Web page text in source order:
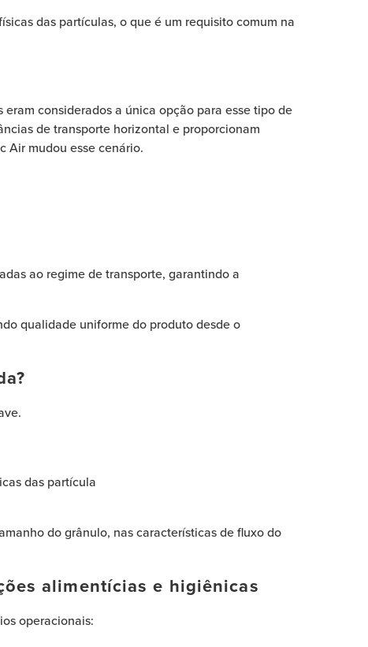
das partículas, o que é um requisito comum na
considerados a única opção para esse tipo de
de transporte horizontal e proporcionam
Air mudou esse cenário.
ao regime de transporte, garantindo a
qualidade uniforme do produto desde o
das partícula
do grânulo, nas características de fluxo do
alimentícias e higiênicas
operacionais: